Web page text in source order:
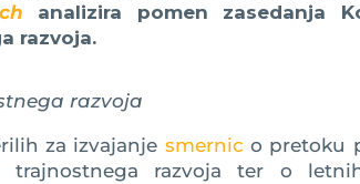
analizira pomen zasedanja
razvoja.
razvoja
za izvajanje smernic o pretoku
razvoja ter o